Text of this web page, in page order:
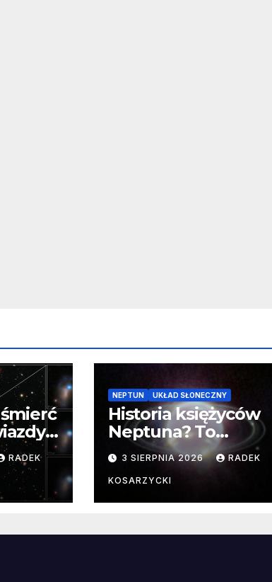
RADEK
NEPTUN UKŁAD SŁONECZNY
Historia księżyców
Neptuna? To
skomplikowane
3 SIERPNIA 2026 RADEK
KOSARZYCKI